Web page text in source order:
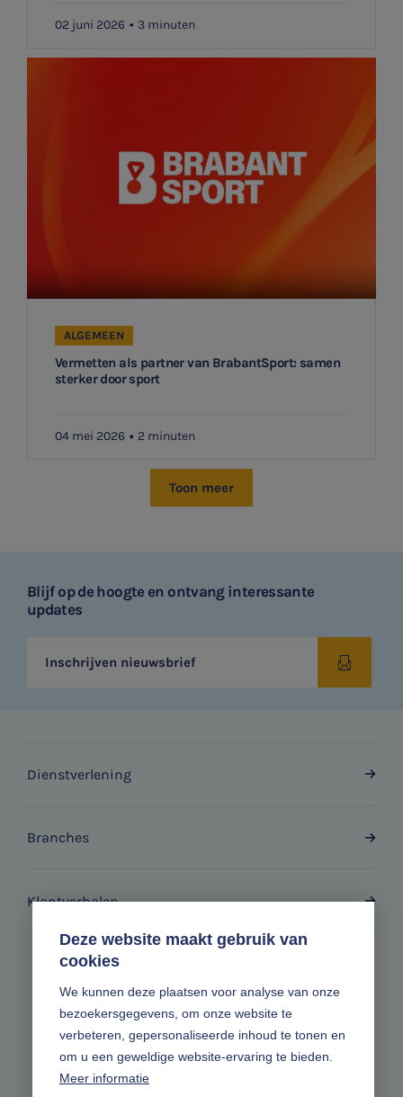
Deze website maakt gebruik van
cookies
We kunnen deze plaatsen voor analyse van onze
bezoekersgegevens, om onze website te
verbeteren, gepersonaliseerde inhoud te tonen en
om u een geweldige website-ervaring te bieden.
Meer informatie
02 juni 2026 3 minuten
Vermetten als partner van BrabantSport: samen
sterker door sport
ALGEMEEN
04 mei 2026 2 minuten
Toon meer
Blijf op de hoogte en ontvang interessante
updates
Inschrijven nieuwsbrief
Dienstverlening
Branches
Klantverhalen
Volg ons online